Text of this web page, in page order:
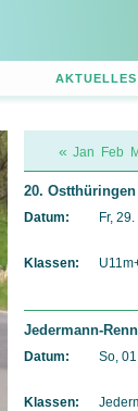
AKTUELLES
« Jan Feb
20.
Datum: Fr,
Klassen:
Jedermann-
Datum: So,
Klassen: